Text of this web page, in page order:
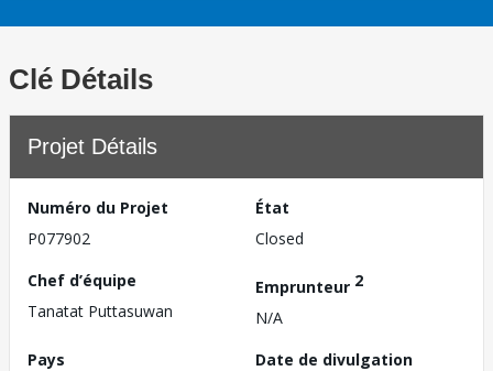
Clé Détails
Projet Détails
Numéro du Projet
P077902
État
Closed
Chef d’équipe
Tanatat Puttasuwan
Emprunteur 2
N/A
Pays
Date de divulgation